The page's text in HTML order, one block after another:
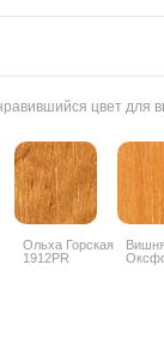
цвет для
Ольха Горская
1912PR
Вишня